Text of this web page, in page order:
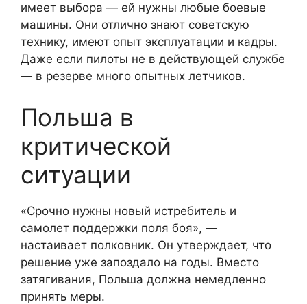
имеет выбора — ей нужны любые боевые
машины. Они отлично знают советскую
технику, имеют опыт эксплуатации и кадры.
Даже если пилоты не в действующей службе
— в резерве много опытных летчиков.
Польша в
критической
ситуации
«Срочно нужны новый истребитель и
самолет поддержки поля боя», —
настаивает полковник. Он утверждает, что
решение уже запоздало на годы. Вместо
затягивания, Польша должна немедленно
принять меры.